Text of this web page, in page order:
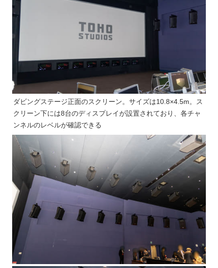
ダビングステージ正面のスクリーン。サイズは10.8×4.5m。ス
クリーン下には8台のディスプレイが設置されており、各チャ
ンネルのレベルが確認できる